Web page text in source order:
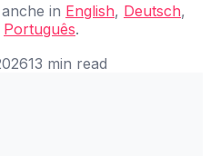
in English, Deutsch,
Português.
13 min read